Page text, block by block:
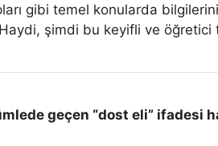
gibi temel konularda
şimdi bu keyifli ve öğretici
geçen “dost eli” ifadesi